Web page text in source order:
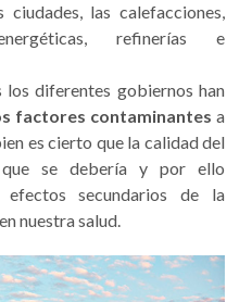
las calefacciones,
refinerías e
los diferentes gobiernos han
factores contaminantes a
es cierto que la calidad del
se debería y por ello
efectos secundarios de la
nuestra salud.